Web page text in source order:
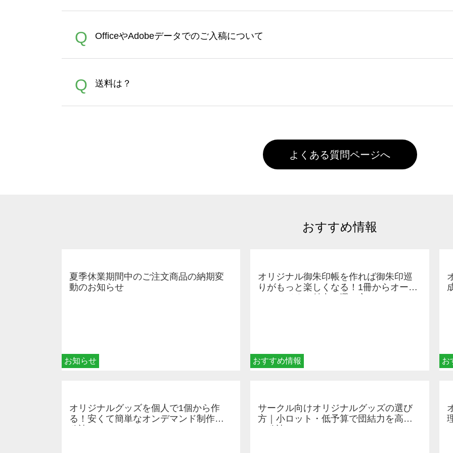
文時からご利用頂けます。ポイントの有効期限は一年間です。【会員ランク】過去10カ月の
れば、ランクにカウントがされません。
A
イト以外）のプリントは、濃色インクジェット印刷といって、プリントを定着させるための
品をお届けするため、処理剤は塗布されたままの状態で出荷を行っております。処理剤自体
文に関わらず、前処理剤が残った状態でお届けとなる場合がございます。※2 濃色は淡色に
Q OfficeやAdobeデータでのご入稿について
A
Adobeデータ(AI,PSD)で保存して頂き、デザインツール上にアップロードをお願い致します。
Q 送料は？
よくある質問ページへ
おすすめ情報
お知らせ
夏季休業期間中のご注文商品の納期変
動のお知らせ
おすすめ情報
オリジナル御朱印帳を作れば御朱印巡
りがもっと楽しくなる！1冊からオーダ
お
オリジナルグッズを個人で1個から作
る！安くて簡単なオンデマンド制作の
サークル向けオリジナルグッズの選び
方｜小ロット・低予算で団結力を高め